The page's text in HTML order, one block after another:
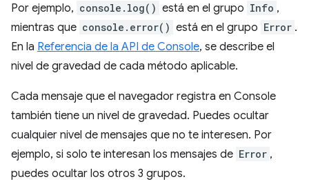
Por ejemplo, console.log() está en el grupo Info ,
mientras que console.error() está en el grupo Error .
En la Referencia de la API de Console, se describe el
nivel de gravedad de cada método aplicable.
Cada mensaje que el navegador registra en Console
también tiene un nivel de gravedad. Puedes ocultar
cualquier nivel de mensajes que no te interesen. Por
ejemplo, si solo te interesan los mensajes de Error ,
puedes ocultar los otros 3 grupos.